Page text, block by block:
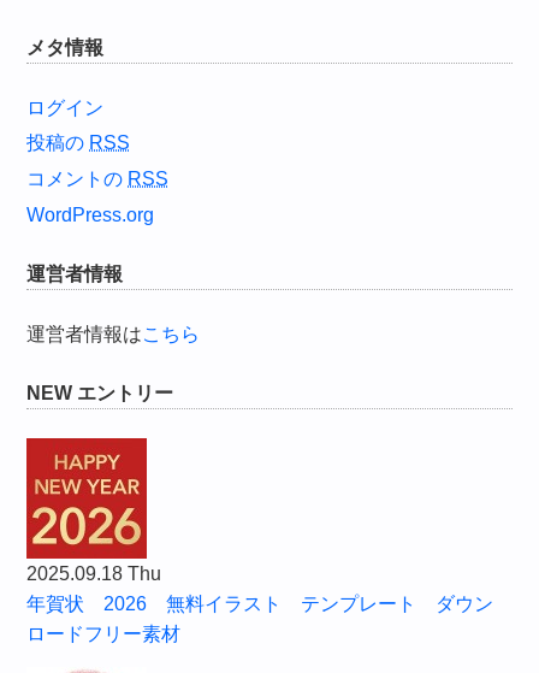
メタ情報
ログイン
投稿の RSS
コメントの RSS
WordPress.org
運営者情報
運営者情報はこちら
NEW エントリー
2025.09.18 Thu
年賀状 2026 無料イラスト テンプレート ダウン
ロードフリー素材